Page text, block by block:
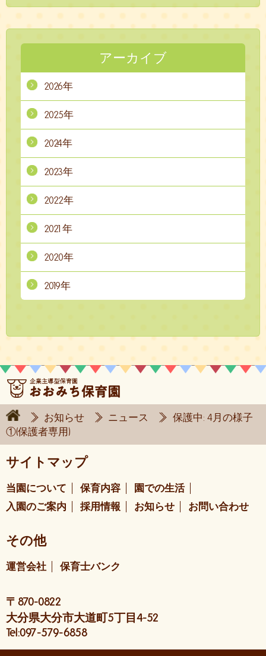
アーカイブ
2026年
2025年
2024年
2023年
2022年
2021年
2020年
2019年
お知らせ ニュース
保護中: 4月の様子
①(保護者専用)
サイトマップ
当園について 保育内容
園での生活
入園のご案内
採用情報 お知らせ お問い合わせ
その他
運営会社 保育士バンク
〒870-0822
大分県大分市大道町5丁目4-52
Tel:097-579-6858